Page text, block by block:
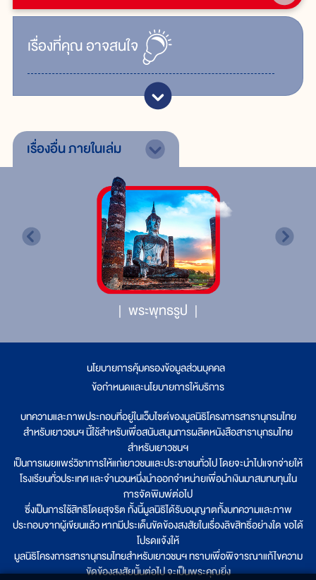
เรื่ิองที่คุณอาจสนใจ
เรื่องอื่นภายในเล่ม
พระพุทธรูป
นโยบายการคุ้มครองข้อมูลส่วนบุคคล
ข้อกำหนดและนโยบายการให้บริการ
บทความและภาพประกอบที่อยู่ในเว็บไซต์ของมูลนิธิโครงการสารานุกรมไทย
สำหรับเยาวชนฯ นี้ใช้สำหรับเพื่อสนับสนุนการผลิตหนังสือสารานุกรมไทย
สำหรับเยาวชนฯ
เป็นการเผยแพร่วิชาการให้แก่เยาวชนและประชาชนทั่วไป โดยจะนำไปแจกจ่ายให้
โรงเรียนทั่วประเทศ และจำนวนหนึ่งนำออกจำหน่ายเพื่อนำเงินมาสมทบทุนใน
การจัดพิมพ์ต่อไป
ซึ่งเป็นการใช้สิทธิโดยสุจริต ทั้งนี้มูลนิธิได้รับอนุญาตทั้งบทความและภาพ
ประกอบจากผู้เขียนแล้ว หากมีประเด็นขัดข้องสงสัยในเรื่องลิขสิทธิ์อย่างใด ขอได้
โปรดแจ้งให้
มูลนิธิโครงการสารานุกรมไทยสำหรับเยาวชนฯ ทราบเพื่อพิจารณาแก้ไขความ
ขัดข้องสงสัยนั้นต่อไป จะเป็นพระคุณยิ่ง